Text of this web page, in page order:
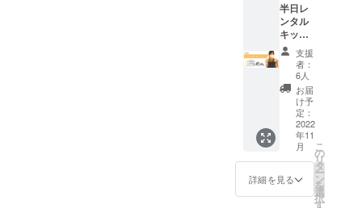
半日レ
ンタル
キッチ
ン利用
チケッ
ト ※日
程は後
日、
メール
で相談
くださ
い。 ※
チケッ
ト有効
期限：
支援
者：
6人
お届
け予
定：
2022
年11
月
詳細を見る
こ
の
リ
タ
ー
ン
を
選
択
す